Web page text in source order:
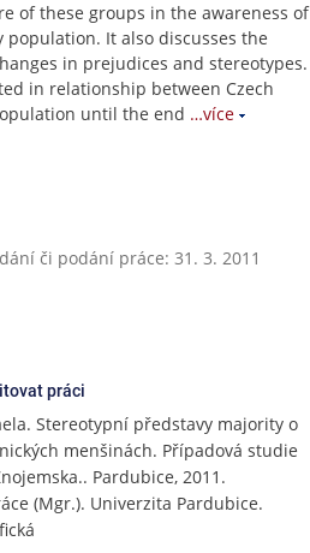
of these groups in the awareness of
It also discusses the
in prejudices and stereotypes.
in relationship between Czech
until the end …více
či podání práce: 31. 3. 2011
práci
Stereotypní představy majority o
menšinách. Případová studie
Pardubice, 2011.
(Mgr.). Univerzita Pardubice.